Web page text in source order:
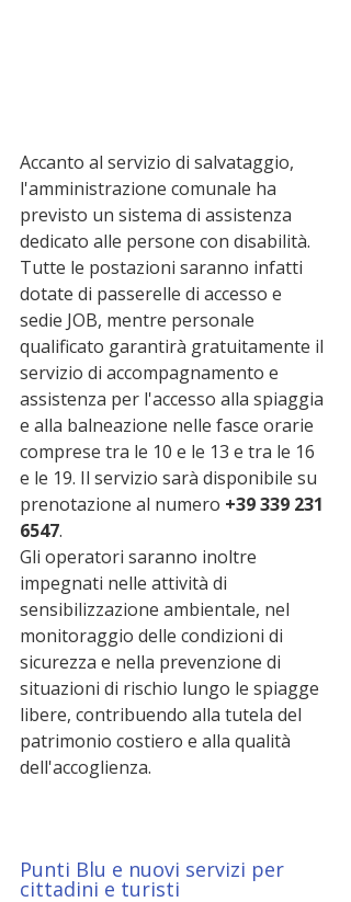
Accanto al servizio di salvataggio,
l'amministrazione comunale ha
previsto un sistema di assistenza
dedicato alle persone con disabilità.
Tutte le postazioni saranno infatti
dotate di passerelle di accesso e
sedie JOB, mentre personale
qualificato garantirà gratuitamente il
servizio di accompagnamento e
assistenza per l'accesso alla spiaggia
e alla balneazione nelle fasce orarie
comprese tra le 10 e le 13 e tra le 16
e le 19. Il servizio sarà disponibile su
prenotazione al numero +39 339 231
6547.
Gli operatori saranno inoltre
impegnati nelle attività di
sensibilizzazione ambientale, nel
monitoraggio delle condizioni di
sicurezza e nella prevenzione di
situazioni di rischio lungo le spiagge
libere, contribuendo alla tutela del
patrimonio costiero e alla qualità
dell'accoglienza.
Punti Blu e nuovi servizi per
cittadini e turisti